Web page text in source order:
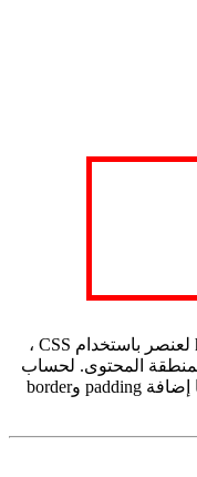
عندما تقوم بتعيين خصائص width وheight لعنصر باستخدام CSS ،
المحتوى. لحساب
الحجم الكامل لعنصر ما ، يجب عليك أيضًا إضافة padding وborder